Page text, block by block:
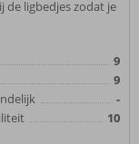
de ligbedjes zodat je
9
9
-
10